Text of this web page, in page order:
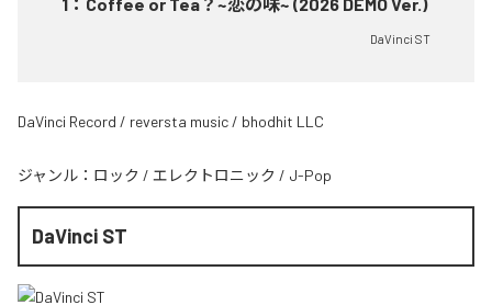
DaVinci ST
DaVinci Record / reversta music / bhodhit LLC
ジャンル： ロック / エレクトロニック / J-Pop
DaVinci ST